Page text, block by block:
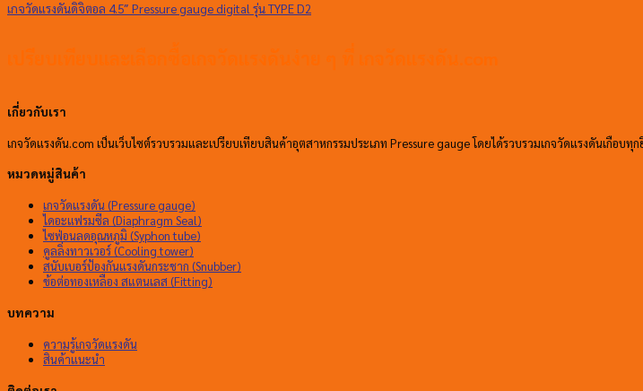
เกจวัดแรงดันดิจิตอล 4.5″ Pressure gauge digital รุ่น TYPE D2
เกี่ยวกับเรา
เกจวัดแรงดัน.com เป็นเว็บไซต์รวบรวมและเปรียบเทียบสินค้าอุตสาหกรรมประเภท Pressure gauge โดยได้รวบรวมเกจวัดแรงดันเกือ
หมวดหมู่สินค้า
เกจวัดแรงดัน (Pressure gauge)
ไดอะแฟรมซีล (Diaphragm Seal)
ไซฟ่อนลดอุณหภูมิ (Syphon tube)
คูลลิ่งทาวเวอร์ (Cooling tower)
สนับเบอร์ป้องกันแรงดันกระชาก (Snubber)
ข้อต่อทองเหลือง สแตนเลส (Fitting)
บทความ
ความรู้เกจวัดแรงดัน
สินค้าแนะนำ